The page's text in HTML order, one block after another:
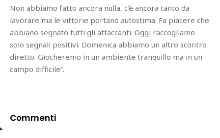
Non abbiamo fatto ancora nulla, c’è ancora tanto da
lavorare ma le vittorie portano autostima. Fa piacere che
abbiano segnato tutti gli attaccanti. Oggi raccogliamo
solo segnali positivi. Domenica abbiamo un altro scontro
diretto. Giocheremo in un ambiente tranquillo ma in un
campo difficile”.
Commenti